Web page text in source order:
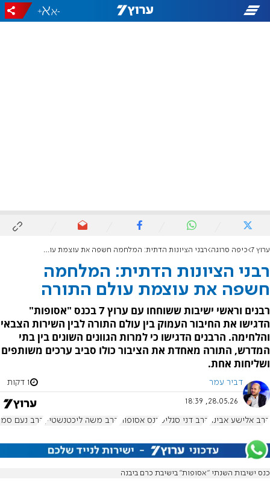
-
+
ערוץ 7 כיפה סרוגה רבני הציונות הדתית: המלחמה חשפה את עוצמת עולם התורה
רבני הציונות הדתית: המלחמה
חשפה את עוצמת עולם התורה
רבנים וראשי ישיבות ששוחחו עם ערוץ 7 בכנס "אסופות"
הדגישו את החיבור העמוק בין עולם התורה לבין השירות הצבאי
והלחימה. הרבנים הדגישו כי למרות הגוונים השונים בין בתי
המדרש, התורה מאחדת את הציבור כולו סביב ערכים משותפים
ושליחות אחת.
דביר עמר 1 דקות
28.05.26, 18:39
הרב אלישע אבינר הרב דני סגליס כנס אסופות הרב משה ליכטנשטיין הרב נעם
כנס ישיבות השנתי "אסופות" בישיבת כרם ביבנה